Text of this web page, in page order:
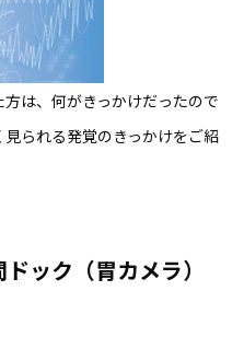
は、何がきっかけだったので
られる発覚のきっかけをご紹
ック（胃カメラ）